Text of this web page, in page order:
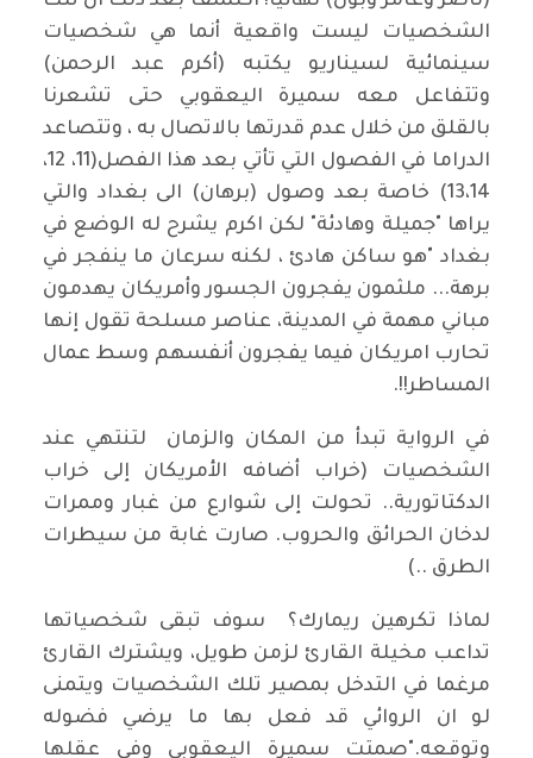
الشخصيات ليست واقعية أنما هي شخصيات
سينمائية لسيناريو يكتبه (أكرم عبد الرحمن)
وتتفاعل معه سميرة اليعقوبي حتى تشعرنا
بالقلق من خلال عدم قدرتها بالاتصال به ، وتتصاعد
الدراما في الفصول التي تأتي بعد هذا الفصل(11، 12،
13،14) خاصة بعد وصول (برهان) الى بغداد والتي
يراها "جميلة وهادئة" لكن اكرم يشرح له الوضع في
بغداد "هو ساكن هادئ ، لكنه سرعان ما ينفجر في
برهة... ملثمون يفجرون الجسور وأمريكان يهدمون
مباني مهمة في المدينة، عناصر مسلحة تقول إنها
تحارب امريكان فيما يفجرون أنفسهم وسط عمال
المساطر!!.
في الرواية تبدأ من المكان والزمان لتنتهي عند
الشخصيات (خراب أضافه الأمريكان إلى خراب
الدكتاتورية.. تحولت إلى شوارع من غبار وممرات
لدخان الحرائق والحروب. صارت غابة من سيطرات
الطرق ..)
لماذا تكرهين ريمارك؟ سوف تبقى شخصياتها
تداعب مخيلة القارئ لزمن طويل، ويشترك القارئ
مرغما في التدخل بمصير تلك الشخصيات ويتمنى
لو ان الروائي قد فعل بها ما يرضي فضوله
وتوقعه."صمتت سميرة اليعقوبي وفي عقلها